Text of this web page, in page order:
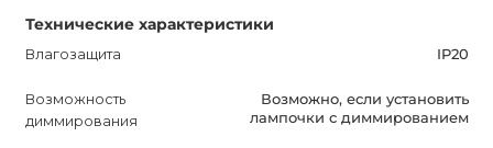
Технические характеристики
Влагозащита IP20
Возможность
диммирования
Возможно, если установить
лампочки с диммированием